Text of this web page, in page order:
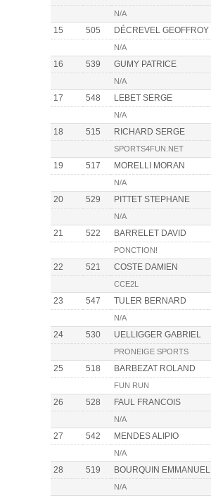
N/A
15 505 DÉCREVEL GEOFFROY
N/A
16 539 GUMY PATRICE
N/A
17 548 LEBET SERGE
N/A
18 515 RICHARD SERGE
SPORTS4FUN.NET
19 517 MORELLI MORAN
N/A
20 529 PITTET STEPHANE
N/A
21 522 BARRELET DAVID
PONCTION!
22 521 COSTE DAMIEN
CCE2L
23 547 TULER BERNARD
N/A
24 530 UELLIGGER GABRIEL
PRONEIGE SPORTS
25 518 BARBEZAT ROLAND
FUN RUN
26 528 FAUL FRANCOIS
N/A
27 542 MENDES ALIPIO
N/A
28 519 BOURQUIN EMMANUEL
N/A